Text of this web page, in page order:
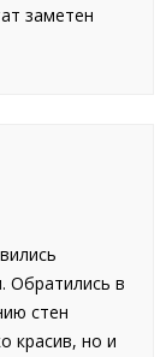
заметен
Обратились в
стен
красив, но и